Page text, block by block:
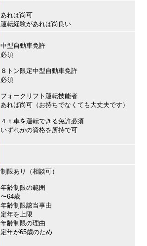
あれば尚可
運転経験があれば尚良い
中型自動車免許
必須
８トン限定中型自動車免許
必須
フォークリフト運転技能者
あれば尚可（お持ちでなくても大丈夫です）
４ｔ車を運転できる免許必須
いずれかの資格を所持で可
制限あり（相談可）
年齢制限の範囲
〜64歳
年齢制限該当事由
定年を上限
年齢制限の理由
定年が65歳のため